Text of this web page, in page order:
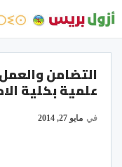
التضامن
علمية بكلية
في مايو 27, 2014